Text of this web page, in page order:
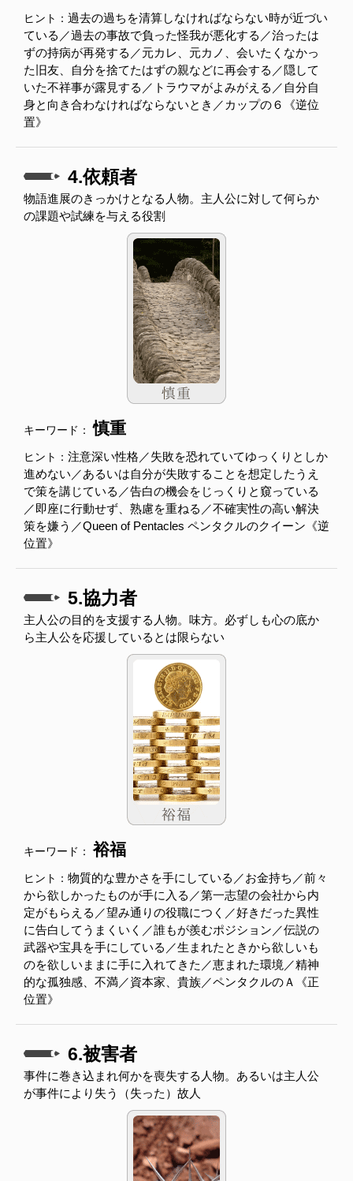
ヒント： 過去の過ちを清算しなければならない時が近づい
ている／過去の事故で負った怪我が悪化する／治ったは
ずの持病が再発する／元カレ、元カノ、会いたくなかっ
た旧友、自分を捨てたはずの親などに再会する／隠して
いた不祥事が露見する／トラウマがよみがえる／自分自
身と向き合わなければならないとき／カップの６《逆位
置》
4.依頼者
物語進展のきっかけとなる人物。主人公に対して何らか
の課題や試練を与える役割
キーワード：慎重
ヒント： 注意深い性格／失敗を恐れていてゆっくりとしか
進めない／あるいは自分が失敗することを想定したうえ
で策を講じている／告白の機会をじっくりと窺っている
／即座に行動せず、熟慮を重ねる／不確実性の高い解決
策を嫌う／Queen of Pentacles ペンタクルのクイーン《逆
位置》
5.協力者
主人公の目的を支援する人物。味方。必ずしも心の底か
ら主人公を応援しているとは限らない
キーワード：裕福
ヒント： 物質的な豊かさを手にしている／お金持ち／前々
から欲しかったものが手に入る／第一志望の会社から内
定がもらえる／望み通りの役職につく／好きだった異性
に告白してうまくいく／誰もが羨むポジション／伝説の
武器や宝具を手にしている／生まれたときから欲しいも
のを欲しいままに手に入れてきた／恵まれた環境／精神
的な孤独感、不満／資本家、貴族／ペンタクルのＡ《正
位置》
6.被害者
事件に巻き込まれ何かを喪失する人物。あるいは主人公
が事件により失う（失った）故人